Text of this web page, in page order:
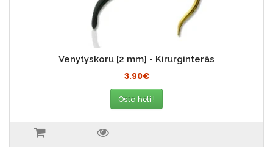
Venytyskoru [2 mm] - Kirurginteräs
3.90€
Osta heti !